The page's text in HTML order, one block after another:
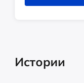
Истории